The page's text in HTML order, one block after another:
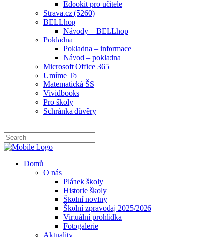
Edookit pro učitele
Strava.cz (5260)
BELLhop
Návody – BELLhop
Pokladna
Pokladna – informace
Návod – pokladna
Microsoft Office 365
Umíme To
Matematická ŠS
Vividbooks
Pro školy
Schránka důvěry
Domů
O nás
Plánek školy
Historie školy
Školní noviny
Školní zpravodaj 2025/2026
Virtuální prohlídka
Fotogalerie
Aktuality